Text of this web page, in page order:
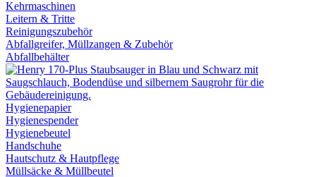
Kehrmaschinen
Leitern & Tritte
Reinigungszubehör
Abfallgreifer, Müllzangen & Zubehör
Abfallbehälter
Hygienepapier
Hygienespender
Hygienebeutel
Handschuhe
Hautschutz & Hautpflege
Müllsäcke & Müllbeutel